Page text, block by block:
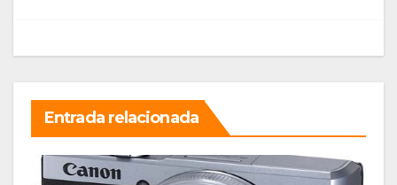
Entrada relacionada